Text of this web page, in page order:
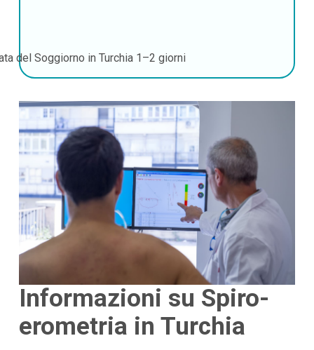
del Soggiorno in Turchia 1–2 giorni
Informazioni su Spiro-
erometria in Turchia